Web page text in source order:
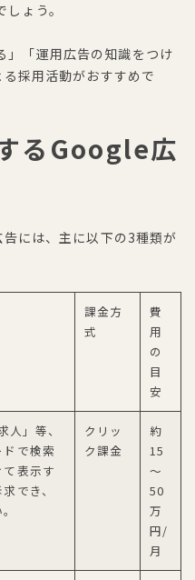
ょう。
」「運用広告の知識をつけ
採用活動がおすすめで
るGoogle広
には、主に以下の3種類が
課金方
式
費
用
の
目
安
人」等、
で検索
表示す
でき、
クリッ
ク課金
約
15
～
50
万
円/
月